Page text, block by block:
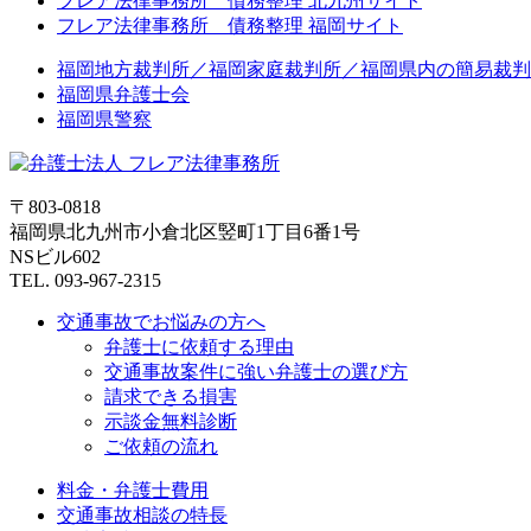
フレア法律事務所 債務整理 福岡サイト
福岡地方裁判所／福岡家庭裁判所／福岡県内の簡易裁
福岡県弁護士会
福岡県警察
〒803-0818
福岡県北九州市小倉北区竪町1丁目6番1号
NSビル602
TEL. 093-967-2315
交通事故でお悩みの方へ
弁護士に依頼する理由
交通事故案件に強い弁護士の選び方
請求できる損害
示談金無料診断
ご依頼の流れ
料金・弁護士費用
交通事故相談の特長